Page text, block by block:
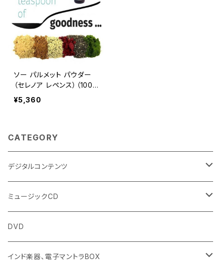
ソー パルメット パウダー
（セレノア レペンス）（100g）
Saw Palmetto Powder
(Serenoa Repens)
¥5,360
CATEGORY
デジタルコンテンツ
チャンティング（マントラ）
ヨーガスートラ（オーディオ版）
ミュージック
ミュージックCD
イミー・ウーイ
般若心経
DVD
インド楽器、電子マントラBOX